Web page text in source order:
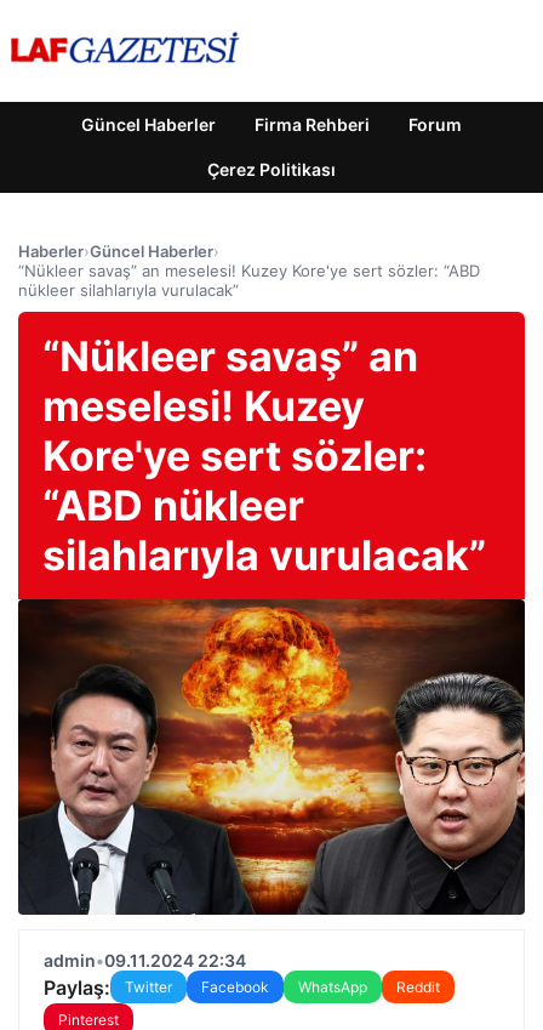
Güncel Haberler Firma Rehberi Forum
Çerez Politikası
Haberler›Güncel Haberler›
“Nükleer savaş” an meselesi! Kuzey Kore'ye sert sözler: “ABD
nükleer silahlarıyla vurulacak”
“Nükleer savaş” an
meselesi! Kuzey
Kore'ye sert sözler:
“ABD nükleer
silahlarıyla vurulacak”
admin•09.11.2024 22:34
Paylaş: Twitter Facebook WhatsApp
Reddit
Pinterest